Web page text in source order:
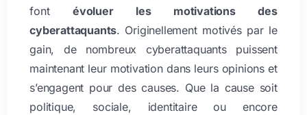
font évoluer les motivations des
cyberattaquants. Originellement motivés par le
gain, de nombreux cyberattaquants puissent
maintenant leur motivation dans leurs opinions et
s’engagent pour des causes. Que la cause soit
politique, sociale, identitaire ou encore